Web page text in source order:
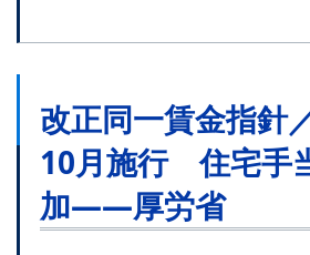
改正同一賃金指針
10月施行 住宅手
加――厚労省